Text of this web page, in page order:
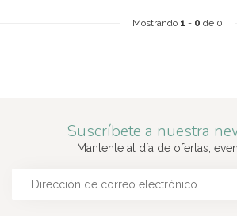
Mostrando 1 - 0 de 0
Suscríbete a nuestra
Mantente al día de ofertas,